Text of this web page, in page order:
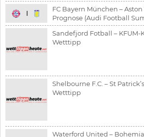
FC Bayern München –
Prognose (Audi Football
Sandefjord Fotball – KFUM-
Wetttipp
Shelbourne F.C. – St
Wetttipp
Waterford United –